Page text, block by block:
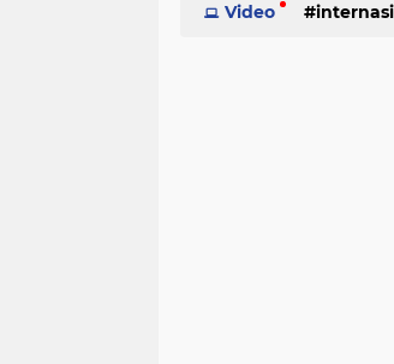
Video